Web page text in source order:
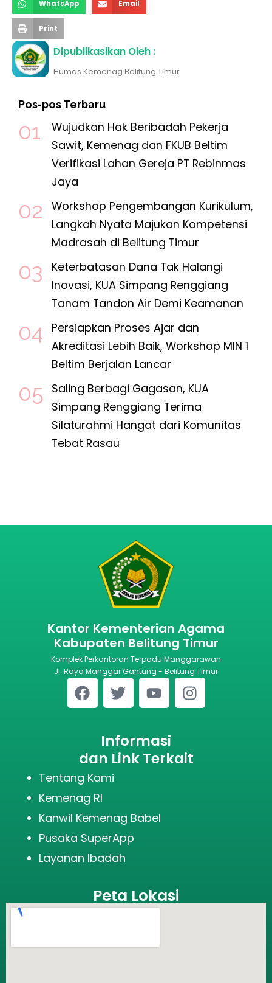
WhatsApp Email
Print
Dipublikasikan Oleh :
Humas Kemenag Belitung Timur
Pos-pos Terbaru
Wujudkan Hak Beribadah Pekerja
Sawit, Kemenag dan FKUB Beltim
Verifikasi Lahan Gereja PT Rebinmas
Jaya
Workshop Pengembangan Kurikulum,
Langkah Nyata Majukan Kompetensi
Madrasah di Belitung Timur
Keterbatasan Dana Tak Halangi
Inovasi, KUA Simpang Renggiang
Tanam Tandon Air Demi Keamanan
Persiapkan Proses Ajar dan
Akreditasi Lebih Baik, Workshop MIN 1
Beltim Berjalan Lancar
Saling Berbagi Gagasan, KUA
Simpang Renggiang Terima
Silaturahmi Hangat dari Komunitas
Tebat Rasau
Kantor Kementerian Agama
Kabupaten Belitung Timur
Komplek Perkantoran Terpadu Manggarawan
Jl. Raya Manggar Gantung - Belitung Timur
Informasi
dan Link Terkait
Tentang Kami
Kemenag RI
Kanwil Kemenag Babel
Pusaka SuperApp
Layanan Ibadah
Peta Lokasi